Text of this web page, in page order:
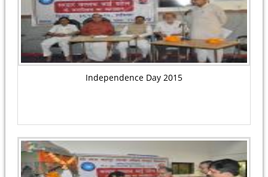
Independence Day 2015